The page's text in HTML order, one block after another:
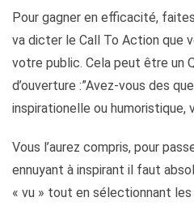
Pour gagner en efficacité,
va dicter le Call To Action que
votre public. Cela peut être un
d’ouverture :”Avez-vous des
inspirationelle ou
Vous l’aurez compris, pour
ennuyant à inspirant il faut
« vu » tout en sélectionnant